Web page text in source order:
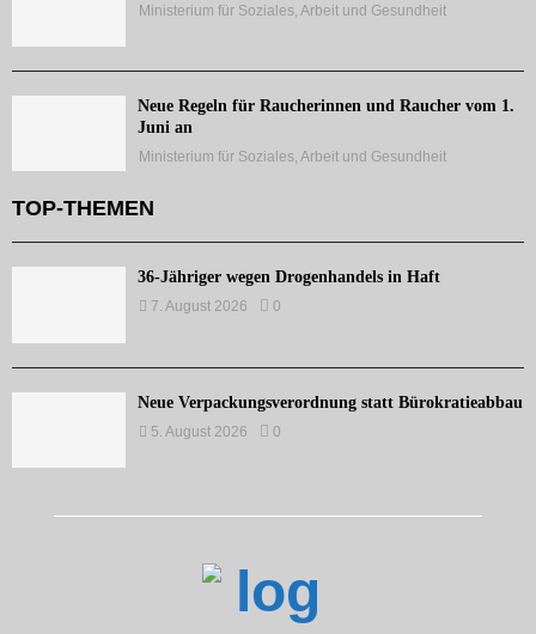
Ministerium für Soziales, Arbeit und Gesundheit
Neue Regeln für Raucherinnen und Raucher vom 1.
Juni an
Ministerium für Soziales, Arbeit und Gesundheit
TOP-THEMEN
36-Jähriger wegen Drogenhandels in Haft
7. August 2026 0
Neue Verpackungsverordnung statt Bürokratieabbau
5. August 2026 0